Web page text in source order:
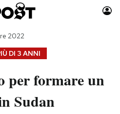
Auto
Moda
Consumismi
DI 3 ANNI
2022
per formare un
Sudan